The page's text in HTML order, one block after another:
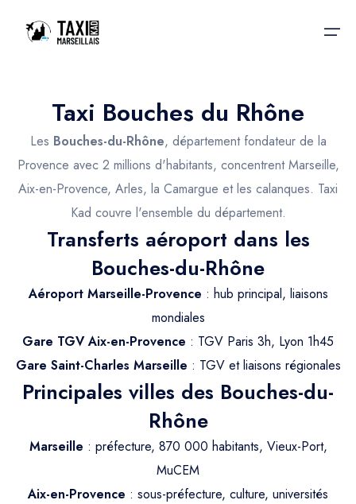
Accueil
Nos services
Nos services
Taxis Aéroport
Trajet Gare SNCF
Trajet Port croisière
Trajet Séminaire
Trajet Longue Distance
Taxis aéroport
Réservation
Actualités & évènements
Taxi Bouches du Rhône
Les Bouches-du-Rhône, département fondateur de la
Provence avec 2 millions d'habitants, concentrent Marseille,
Aix-en-Provence, Arles, la Camargue et les calanques. Taxi
Kad couvre l'ensemble du département.
Transferts aéroport dans les
Bouches-du-Rhône
Aéroport Marseille-Provence : hub principal, liaisons
mondiales
Gare TGV Aix-en-Provence : TGV Paris 3h, Lyon 1h45
Gare Saint-Charles Marseille : TGV et liaisons régionales
Principales villes des Bouches-du-
Rhône
Marseille : préfecture, 870 000 habitants, Vieux-Port,
MuCEM
Aix-en-Provence : sous-préfecture, culture, universités